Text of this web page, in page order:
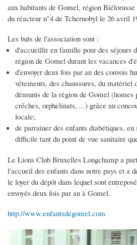
aux habitants de Gomel, région
du réacteur n°4 de Tchernobyl le 26 avril
Les buts de l'association sont :
d'accueillir en famille pour des séjours
région de Gomel durant les vacances
d'envoyer deux fois par an des convois
vêtements, des chaussures, du matériel
démunis de la région de Gomel (homes
crêches, orphelinats, ...) grâce au
locale;
de parrainer des enfants diabétiques,
difficile tant du point de vue sanitaire
Le Lions Club Bruxelles Longchamp a
l'accueil des enfants dans notre pays et a
le loyer du dépôt dans lequel sont
envoyés deux fois par an à Gomel.
http://www.enfantsdegomel.com